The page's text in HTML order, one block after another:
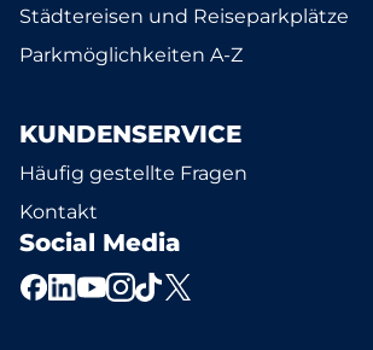
Städtereisen und Reiseparkplätze
Parkmöglichkeiten A-Z
KUNDENSERVICE
Häufig gestellte Fragen
Kontakt
Social Media